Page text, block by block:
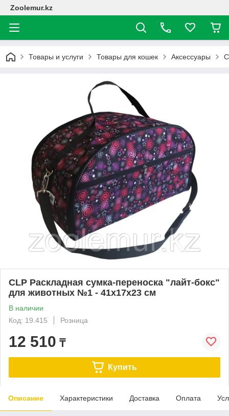
Zoolemur.kz
Товары и услуги Товары для кошек Аксессуары
CLP Раскладная cумка-переноска "лайт-бокс"
для животных №1 - 41х17х23 см
В наличии
Код: 19.415
Розница
12 510 ₸
Купить
Описание Характеристики Доставка Оплата